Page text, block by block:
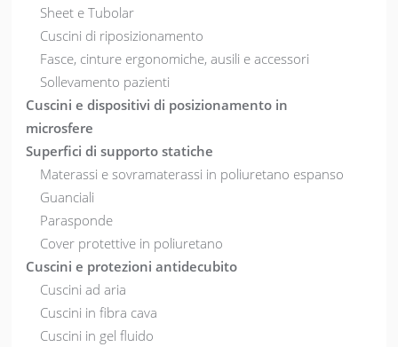
Sheet e Tubolar
Cuscini di riposizionamento
Fasce, cinture ergonomiche, ausili e accessori
Sollevamento pazienti
Cuscini e dispositivi di posizionamento in
microsfere
Superfici di supporto statiche
Materassi e sovramaterassi in poliuretano espanso
Guanciali
Parasponde
Cover protettive in poliuretano
Cuscini e protezioni antidecubito
Cuscini ad aria
Cuscini in fibra cava
Cuscini in gel fluido